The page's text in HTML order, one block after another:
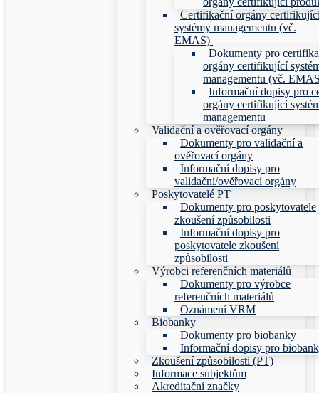
Certifikační orgány
systémy managementu (vč.
EMAS)
Dokumenty pro
orgány certifikující
managementu (vč.
Informační dopisy pro
orgány certifikující
managementu
Validační a ověřovací orgány
Dokumenty pro validační a
ověřovací orgány
Informační dopisy pro
validační/ověřovací orgány
Poskytovatelé PT
Dokumenty pro poskytovatele
zkoušení způsobilosti
Informační dopisy pro
poskytovatele zkoušení
způsobilosti
Výrobci referenčních materiálů
Dokumenty pro výrobce
referenčních materiálů
Oznámení VRM
Biobanky
Dokumenty pro biobanky
Informační dopisy pro
Zkoušení způsobilosti (PT)
Informace subjektům
Akreditační značky